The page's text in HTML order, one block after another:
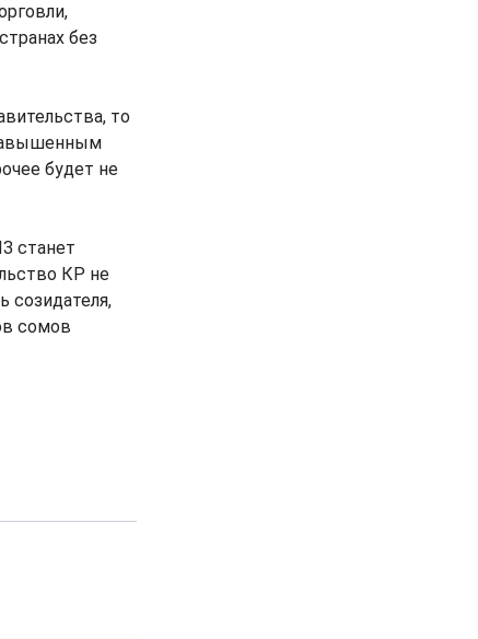
без
то
будет не
станет
КР не
созидателя,
сомов